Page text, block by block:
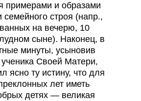
примерами и образами
семейного строя (напр.,
на вечерю, 10
сыне). Наконец, в
минуты, усыновив
Своей Матери,
ясно ту истину, что для
лет иметь
детях — великая